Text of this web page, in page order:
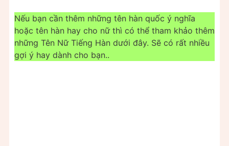
Nếu bạn cần thêm những tên hàn quốc ý nghĩa
hoặc tên hàn hay cho nữ thì có thể tham khảo thêm
những Tên Nữ Tiếng Hàn dưới đây. Sẽ có rất nhiều
gợi ý hay dành cho bạn..